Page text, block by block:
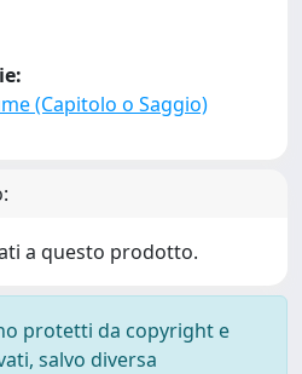
(Capitolo o Saggio)
a questo prodotto.
protetti da copyright e
salvo diversa